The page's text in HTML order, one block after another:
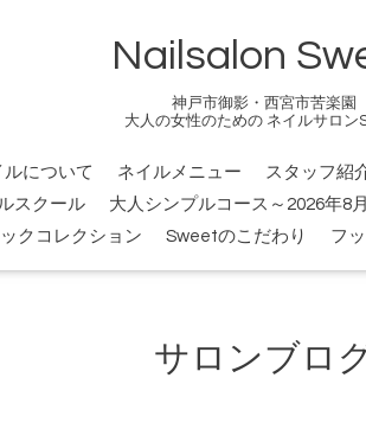
Nailsalon
神戸市御影・西宮市苦楽園
大人の女性のための ネイルサロン
について ネイルメニュー スタッフ紹
スクール 大人シンプルコース～2026年8
クコレクション
Sweetのこだわり フ
サロンブロ